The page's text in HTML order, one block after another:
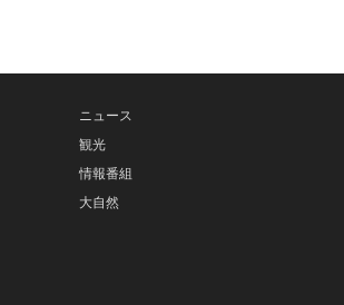
ニュース
観光
情報番組
大自然